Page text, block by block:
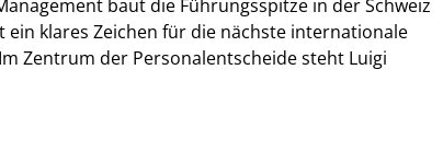
baut die Führungsspitze in der Schweiz
ein klares Zeichen für die nächste internationale
Zentrum der Personalentscheide steht Luigi